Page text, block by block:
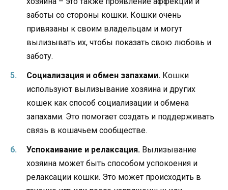
заботы со стороны кошки. Кошки очень
привязаны к своим владельцам и могут
вылизывать их, чтобы показать свою любовь и
заботу.
Социализация и обмен запахами. Кошки
используют вылизывание хозяина и других
кошек как способ социализации и обмена
запахами. Это помогает создать и поддерживать
связь в кошачьем сообществе.
Успокаивание и релаксация. Вылизывание
хозяина может быть способом успокоения и
релаксации кошки. Это может происходить в